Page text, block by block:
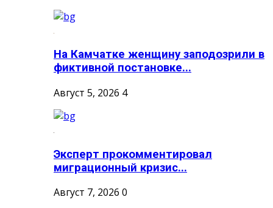
На Камчатке женщину заподозрили в
фиктивной постановке...
Август 5, 2026 4
Эксперт прокомментировал
миграционный кризис...
Август 7, 2026 0